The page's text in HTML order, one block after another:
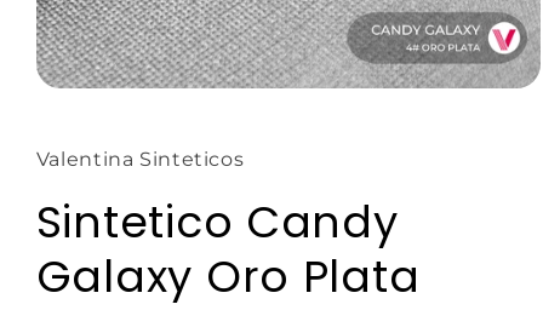
Valentina Sinteticos
Sintetico Candy
Galaxy Oro Plata